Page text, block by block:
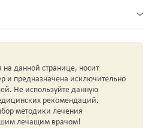
данной странице, носит
и предназначена исключительно
Не используйте данную
рекомендаций.
методики лечения
лечащим врачом!